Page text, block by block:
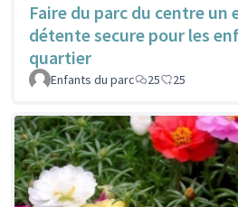
Faire du parc du centre un
détente secure pour les
quartier
Enfants du parc 25 25